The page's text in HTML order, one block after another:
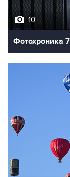
10
Фотохроника 7